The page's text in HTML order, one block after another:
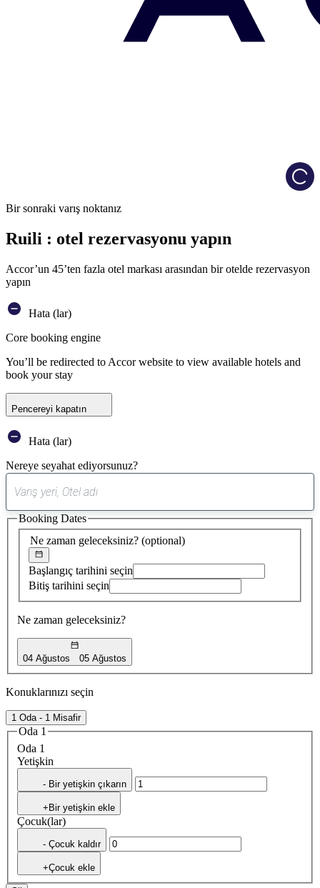
Bir sonraki varış noktanız
Ruili : otel rezervasyonu yapın
Accor’un 45’ten fazla otel markası arasından bir otelde rezervasyon
yapın
Hata (lar)
Core booking engine
You’ll be redirected to Accor website to view available hotels and
book your stay
Pencereyi kapatın
Hata (lar)
Nereye seyahat ediyorsunuz?
öneri
bulundu
Ne zaman geleceksiniz? (optional)
Başlangıç tarihini seçin
Bitiş tarihini seçin
Ne zaman geleceksiniz?
04 Ağustos 05 Ağustos
Booking Dates
Konuklarınızı seçin
1 Oda - 1 Misafir
Oda 1
Oda 1
Yetişkin
- Bir yetişkin çıkarın
+Bir yetişkin ekle
Çocuk(lar)
- Çocuk kaldır
+Çocuk ekle